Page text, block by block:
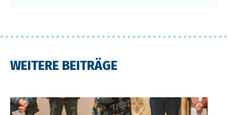
WEITERE BEITRÄGE